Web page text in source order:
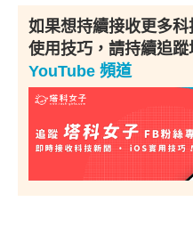
如果想持續接收更多
使用技巧，請持續追蹤
YouTube 頻道